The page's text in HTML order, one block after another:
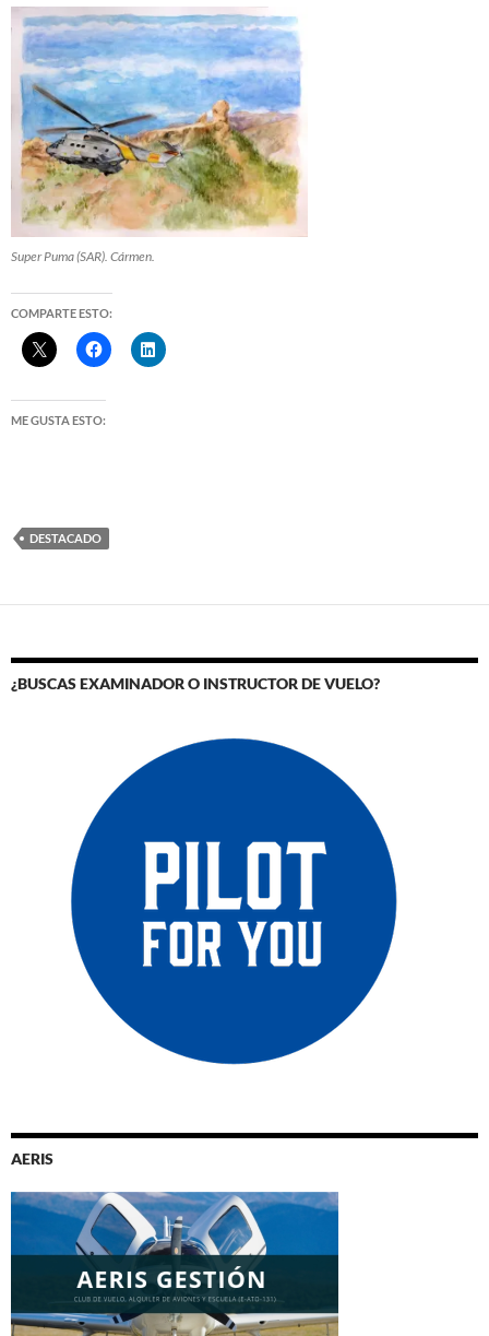
Super Puma (SAR). Cármen.
COMPARTE ESTO:
ME GUSTA ESTO:
DESTACADO
¿BUSCAS EXAMINADOR O INSTRUCTOR DE VUELO?
AERIS